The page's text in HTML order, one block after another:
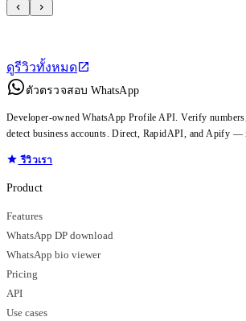
ดูรีวิวทั้งหมด
ตัวตรวจสอบ WhatsApp
Developer-owned WhatsApp Profile API. Verify
detect business accounts. Direct, RapidAPI, and Apify —
รีวิวเรา
Product
Features
WhatsApp DP download
WhatsApp bio viewer
Pricing
API
Use cases